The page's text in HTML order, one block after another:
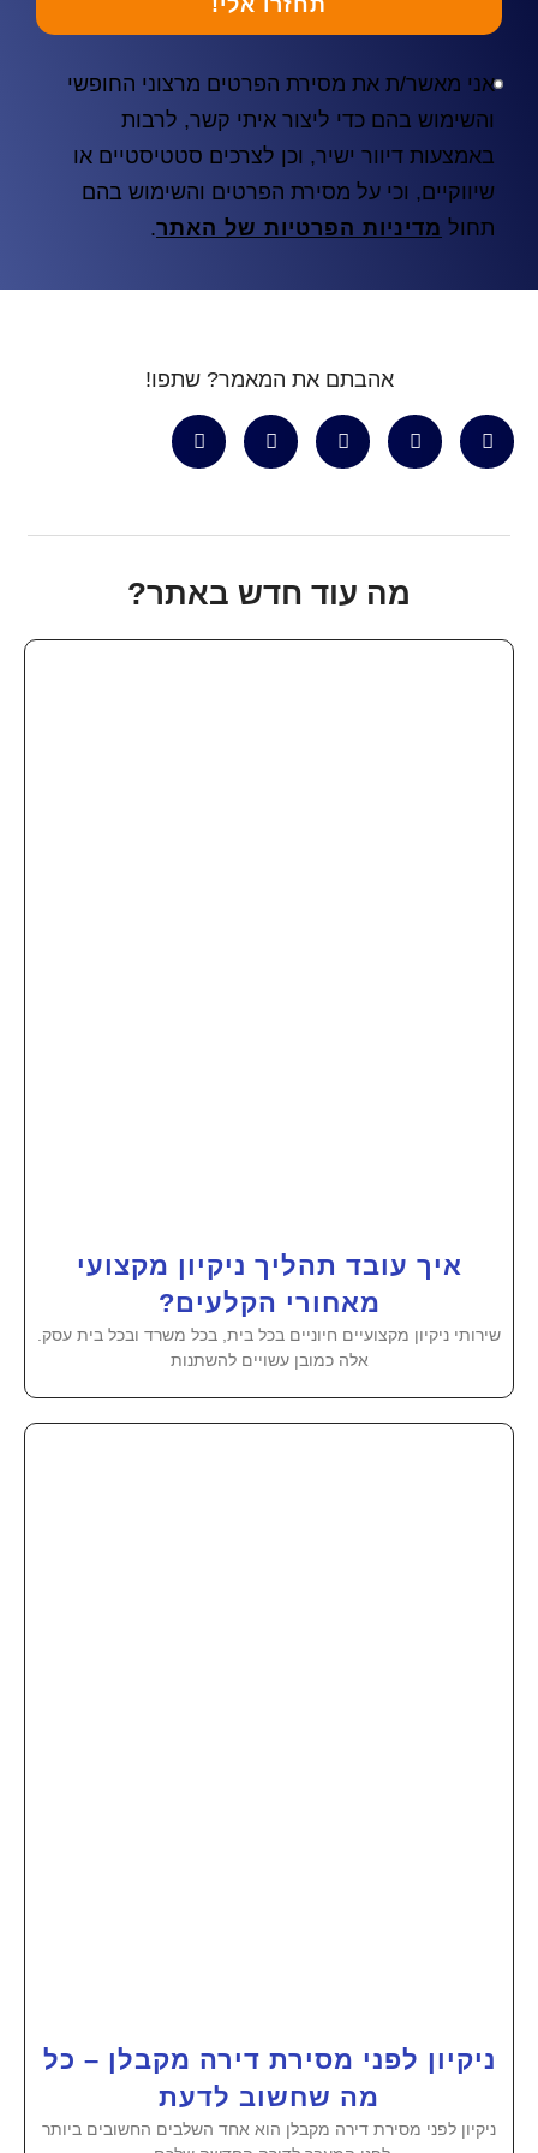
תחזרו אלי!
אני מאשר/ת את מסירת הפרטים מרצוני החופשי
והשימוש בהם כדי ליצור איתי קשר, לרבות
באמצעות דיוור ישיר, וכן לצרכים סטטיסטיים או
שיווקיים, וכי על מסירת הפרטים והשימוש בהם
תחול מדיניות הפרטיות של האתר.
אהבתם את המאמר? שתפו!
מה עוד חדש באתר?
איך עובד תהליך ניקיון מקצועי
מאחורי הקלעים?
שירותי ניקיון מקצועיים חיוניים בכל בית, בכל משרד ובכל בית עסק.
אלה כמובן עשויים להשתנות
ניקיון לפני מסירת דירה מקבלן – כל
מה שחשוב לדעת
ניקיון לפני מסירת דירה מקבלן הוא אחד השלבים החשובים ביותר